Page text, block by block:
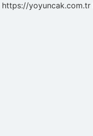
https://yoyuncak.com.tr